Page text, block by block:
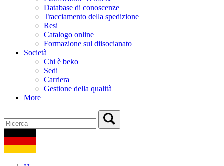
Database di conoscenze
Tracciamento della spedizione
Resi
Catalogo online
Formazione sul diisocianato
Società
Chi è beko
Sedi
Carriera
Gestione della qualità
More